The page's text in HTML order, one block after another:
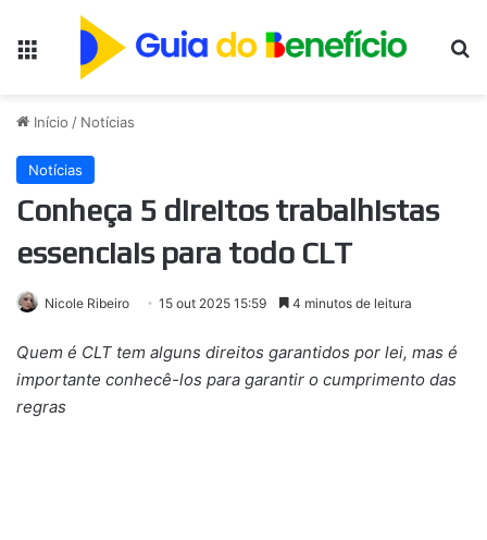
Início / Notícias
Notícias
Conheça 5 direitos trabalhistas
essenciais para todo CLT
Nicole Ribeiro 15 out 2025 15:59 4 minutos de leitura
Quem é CLT tem alguns direitos garantidos por lei, mas é
importante conhecê-los para garantir o cumprimento das
regras